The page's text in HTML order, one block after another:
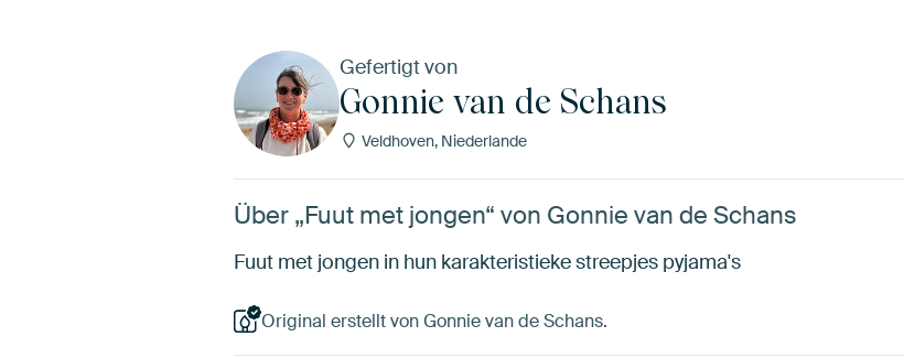
Gefertigt von
Gonnie van de Schans
Veldhoven, Niederlande
Über „Fuut met jongen“ von Gonnie van de Schans
Fuut met jongen in hun karakteristieke streepjes pyjama's
Original erstellt von Gonnie van de Schans.